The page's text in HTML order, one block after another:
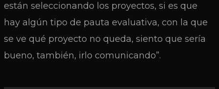
están seleccionando los proyectos, si es que
hay algún tipo de pauta evaluativa, con la que
se ve qué proyecto no queda, siento que sería
bueno, también, irlo comunicando”.